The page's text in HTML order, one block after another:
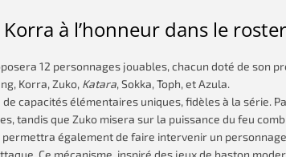
à l’honneur dans le roster
12 personnages jouables, chacun doté de son
Korra, Zuko, Katara, Sokka, Toph, et Azula.
de capacités élémentaires uniques, fidèles à la série.
tandis que Zuko misera sur la puissance du feu
permettra également de faire intervenir un
Ce mécanisme, inspiré des jeux de baston